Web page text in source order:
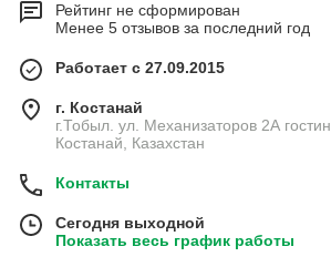
Рейтинг не сформирован
Менее 5 отзывов за последний год
Работает с 27.09.2015
г. Костанай
г.Тобыл. ул. Механизаторов 2А
Костанай, Казахстан
Контакты
Сегодня выходной
Показать весь график работы